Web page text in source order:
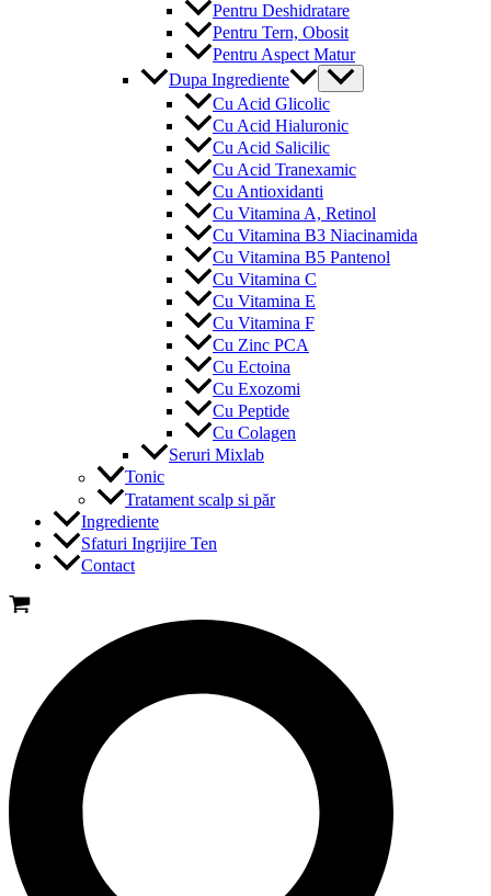
Pentru Deshidratare
Pentru Tern, Obosit
Pentru Aspect Matur
Dupa Ingrediente
Menu
Toggle
Cu Acid Glicolic
Cu Acid Hialuronic
Cu Acid Salicilic
Cu Acid Tranexamic
Cu Antioxidanti
Cu Vitamina A, Retinol
Cu Vitamina B3 Niacinamida
Cu Vitamina B5 Pantenol
Cu Vitamina C
Cu Vitamina E
Cu Vitamina F
Cu Zinc PCA
Cu Ectoina
Cu Exozomi
Cu Peptide
Cu Colagen
Seruri Mixlab
Tonic
Tratament scalp si păr
Ingrediente
Sfaturi Ingrijire Ten
Contact